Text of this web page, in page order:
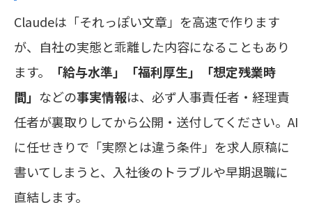
Claudeは「それっぽい文章」を高速で作ります
が、自社の実態と乖離した内容になることもあり
ます。
「給与水準」「福利厚生」「想定残業時
間」 などの事実情報は、必ず人事責任者・経理責
任者が裏取りしてから公開・送付してください。AI
に任せきりで「実際とは違う条件」を求人原稿に
書いてしまうと、入社後のトラブルや早期退職に
直結します。